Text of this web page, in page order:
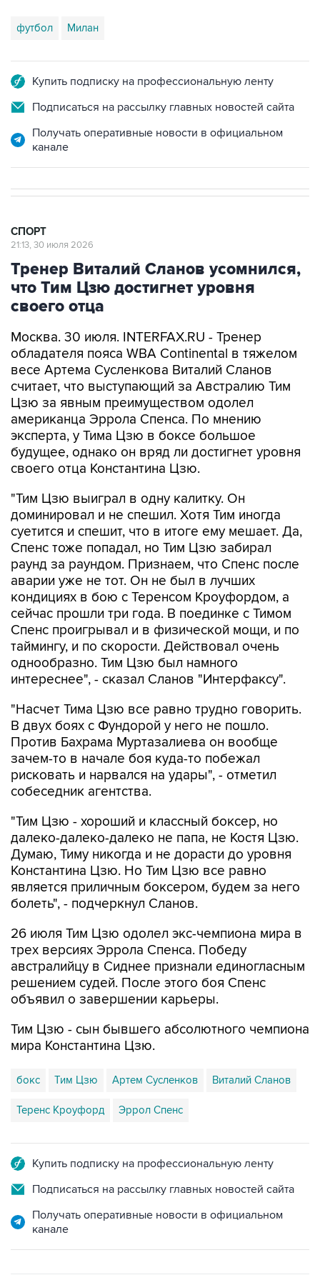
футбол Милан
Купить подписку на профессиональную ленту
Подписаться на рассылку главных новостей сайта
Получать оперативные новости в официальном
канале
СПОРТ
21:13, 30 июля 2026
Тренер Виталий Сланов усомнился,
что Тим Цзю достигнет уровня
своего отца
Москва. 30 июля. INTERFAX.RU - Тренер
обладателя пояса WBA Continental в тяжелом
весе Артема Сусленкова Виталий Сланов
считает, что выступающий за Австралию Тим
Цзю за явным преимуществом одолел
американца Эррола Спенса. По мнению
эксперта, у Тима Цзю в боксе большое
будущее, однако он вряд ли достигнет уровня
своего отца Константина Цзю.
"Тим Цзю выиграл в одну калитку. Он
доминировал и не спешил. Хотя Тим иногда
суетится и спешит, что в итоге ему мешает. Да,
Спенс тоже попадал, но Тим Цзю забирал
раунд за раундом. Признаем, что Спенс после
аварии уже не тот. Он не был в лучших
кондициях в бою с Теренсом Кроуфордом, а
сейчас прошли три года. В поединке с Тимом
Спенс проигрывал и в физической мощи, и по
таймингу, и по скорости. Действовал очень
однообразно. Тим Цзю был намного
интереснее", - сказал Сланов "Интерфаксу".
"Насчет Тима Цзю все равно трудно говорить.
В двух боях с Фундорой у него не пошло.
Против Бахрама Муртазалиева он вообще
зачем-то в начале боя куда-то побежал
рисковать и нарвался на удары", - отметил
собеседник агентства.
"Тим Цзю - хороший и классный боксер, но
далеко-далеко-далеко не папа, не Костя Цзю.
Думаю, Тиму никогда и не дорасти до уровня
Константина Цзю. Но Тим Цзю все равно
является приличным боксером, будем за него
болеть", - подчеркнул Сланов.
26 июля Тим Цзю одолел экс-чемпиона мира в
трех версиях Эррола Спенса. Победу
австралийцу в Сиднее признали единогласным
решением судей. После этого боя Спенс
объявил о завершении карьеры.
Тим Цзю - сын бывшего абсолютного чемпиона
мира Константина Цзю.
бокс Тим Цзю Артем Сусленков Виталий Сланов
Теренс Кроуфорд Эррол Спенс
Купить подписку на профессиональную ленту
Подписаться на рассылку главных новостей сайта
Получать оперативные новости в официальном
канале